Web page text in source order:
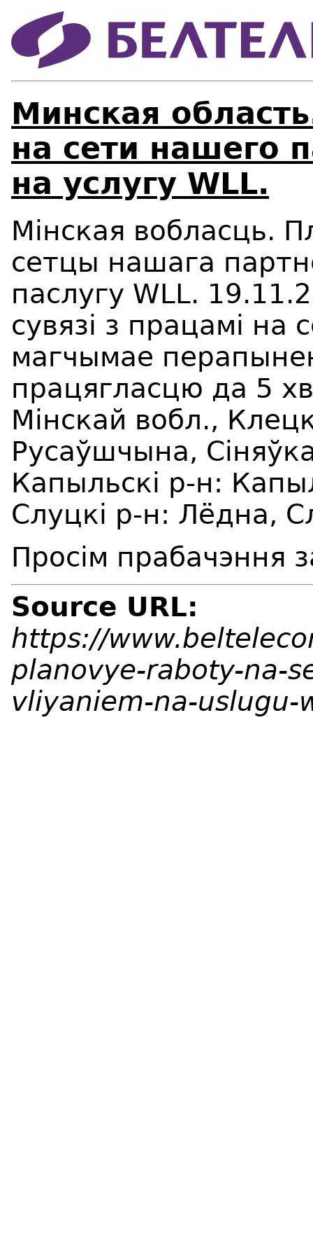
Минская
на сети нашего
на услугу WLL.
Мінская вобласць.
сетцы нашага
паслугу WLL.
сувязі з працамі
магчымае
працягласцю да 5
Мінскай вобл.,
Русаўшчына,
Капыльскі р-н:
Слуцкі р-н: Лёдна,
Просім прабачэння
Source URL:
https://
planovye-raboty-na-
vliyaniem-na-uslugu-